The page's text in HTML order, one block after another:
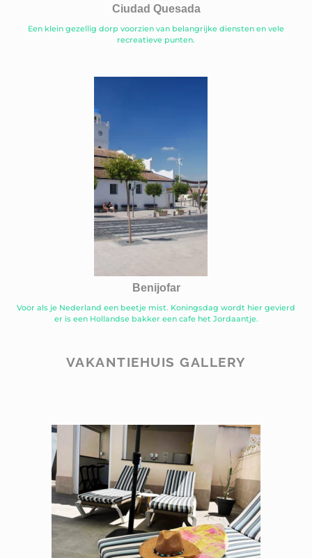
Ciudad Quesada
Een klein gezellig dorp voorzien van belangrijke diensten en vele
recreatieve punten.
Benijofar
Voor als je Nederland een beetje mist. Koningsdag wordt hier gevierd
er is een Hollandse bakker een cafe het Jordaantje.
VAKANTIEHUIS GALLERY